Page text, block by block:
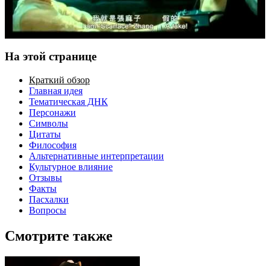
На этой странице
Краткий обзор
Главная идея
Тематическая ДНК
Персонажи
Символы
Цитаты
Философия
Альтернативные интерпретации
Культурное влияние
Отзывы
Факты
Пасхалки
Вопросы
Смотрите также